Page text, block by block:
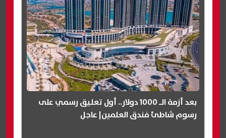
بعد أزمة الـ 1000 دولار.. أول تعليق رسمي على
رسوم شاطئ فندق العلمين| عاجل